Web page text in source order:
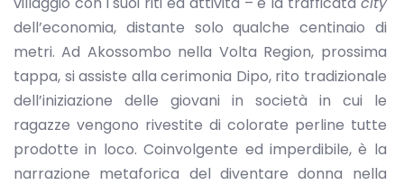
dell’economia, distante solo qualche centinaio di
metri. Ad Akossombo nella Volta Region, prossima
tappa, si assiste alla cerimonia Dipo, rito tradizionale
dell’iniziazione delle giovani in società in cui le
ragazze vengono rivestite di colorate perline tutte
prodotte in loco. Coinvolgente ed imperdibile, è la
narrazione metaforica del diventare donna nella